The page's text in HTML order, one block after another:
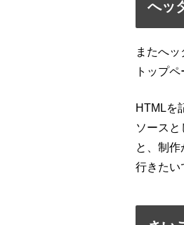
へッ
またへ
トップ
HTMLを
ソース
と、制
行きたい